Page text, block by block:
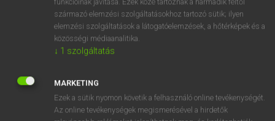
BELÉPÉS
NINCS ELŐFIZETÉSED?
származó elemzési szolgáltatásokhoz tartozó sütik; ilyen
elemzési szolgáltatások a látogatóelemzések, a hőtérképek és a
közösségi médiaanalitika.
↓ 1 szolgáltatás
MARKETING
Ezek a sütik nyomon követik a felhasználó online tevékenységét.
Az online tevékenységek megismerésével a hirdetők